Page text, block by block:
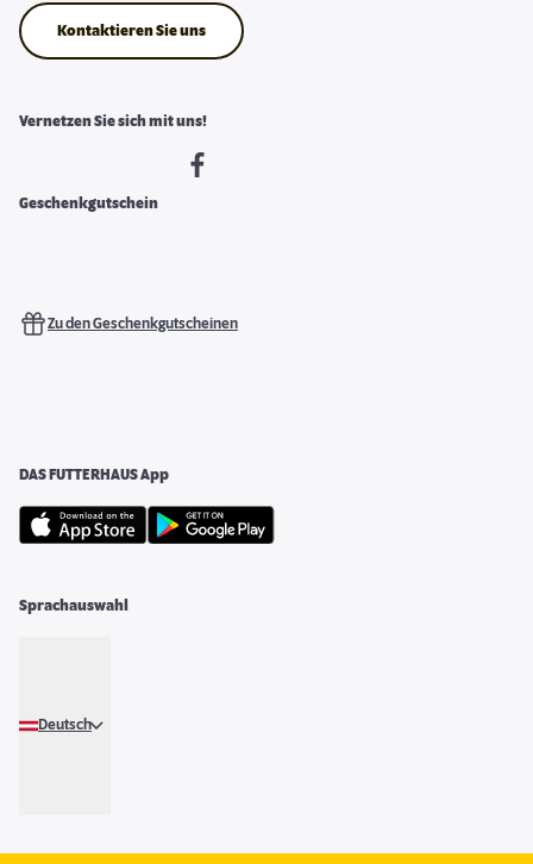
Kontaktieren Sie uns
Vernetzen Sie sich mit uns!
Geschenkgutschein
Zu den Geschenkgutscheinen
DAS FUTTERHAUS App
Sprachauswahl
Deutsch